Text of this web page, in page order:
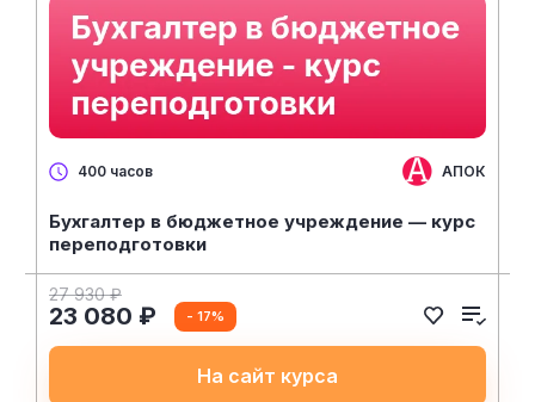
400 часов АПОК
Бухгалтер в бюджетное учреждение — курс
переподготовки
27 930 ₽
23 080 ₽ - 17%
На сайт курса